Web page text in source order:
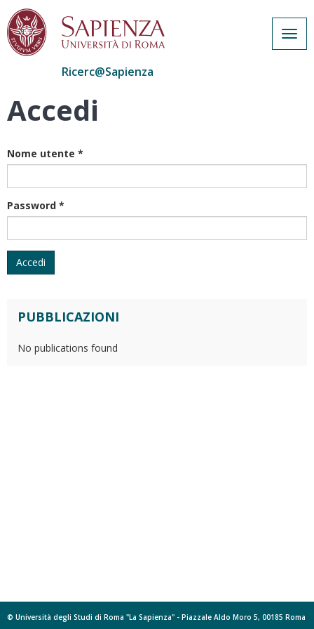
Salta
Ricerc@Sapienza
Accedi
Nome utente *
Password *
Accedi
PUBBLICAZIONI
No publications found
© Università degli Studi di Roma "La Sapienza" - Piazzale Aldo Moro 5, 00185 Roma